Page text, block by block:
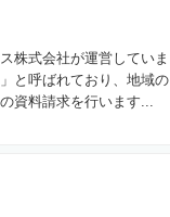
株式会社が運営していま
と呼ばれており、地域の
資料請求を行います...